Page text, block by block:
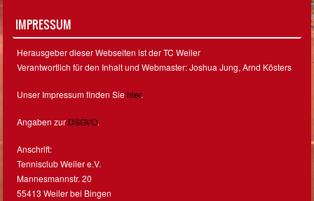
IMPRESSUM
Herausgeber dieser Webseiten ist der TC Weiler
Verantwortlich für den Inhalt und Webmaster: Joshua Jung, Arnd Kösters
Unser Impressum finden Siehier.
Angaben zur DSGVO.
Anschrift:
Tennisclub Weiler e.V.
Mannesmannstr. 20
55413 Weiler bei Bingen